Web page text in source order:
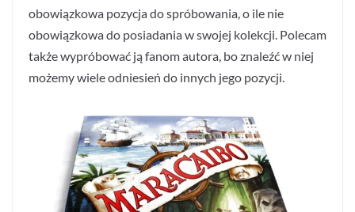
obowiązkowa pozycja do spróbowania, o ile nie
obowiązkowa do posiadania w swojej kolekcji. Polecam
także wypróbować ją fanom autora, bo znaleźć w niej
możemy wiele odniesień do innych jego pozycji.